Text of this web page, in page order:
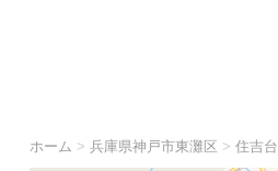
ホーム > 兵庫県神戸市東灘区 > 住吉台